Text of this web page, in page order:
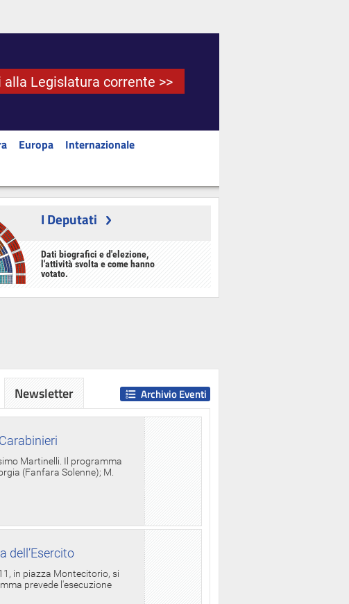
alla Legislatura corrente >>
Europa
Internazionale
I Deputati
Dati biografici e d'elezione,
l'attività svolta e come hanno
votato.
Martinelli. Il programma
(Fanfara Solenne); M.
dell’Esercito
in piazza Montecitorio, si
prevede l'esecuzione
Archivio Eventi
Newsletter